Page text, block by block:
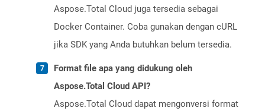
Aspose.Total Cloud juga tersedia sebagai
Docker Container. Coba gunakan dengan cURL
jika SDK yang Anda butuhkan belum tersedia.
Format file apa yang didukung oleh
Aspose.Total Cloud API?
Aspose.Total Cloud dapat mengonversi format